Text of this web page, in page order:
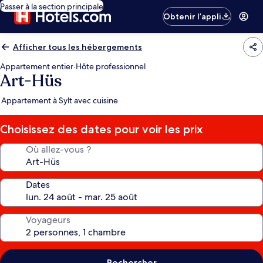
Passer à la section principale
Obtenir l’appli
Afficher tous les hébergements
Appartement entier·Hôte professionnel
Art-Hüs
Appartement à Sylt avec cuisine
Choisissez des dates pour voir les prix
Où allez-vous ?
Dates
Voyageurs